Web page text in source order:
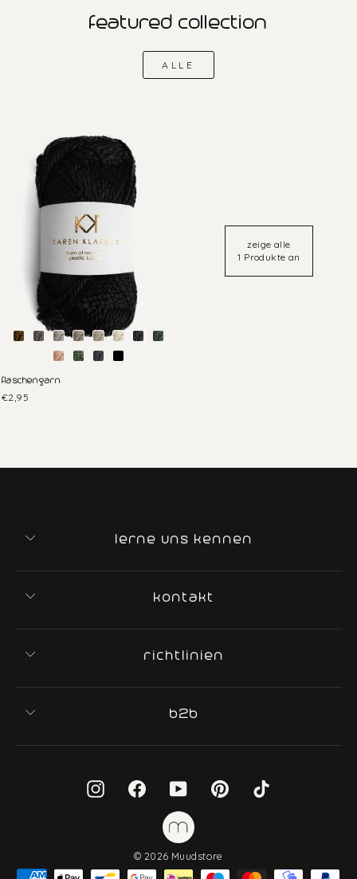
IN DEN WARENKORB
− +
featured collection
ALLE
flaschengarn
€2,95
zeige alle
1 Produkte an
lerne uns kennen
kontakt
richtlinien
b2b
InstagramFacebookYouTube Pinterest
© 2026 Muudstore